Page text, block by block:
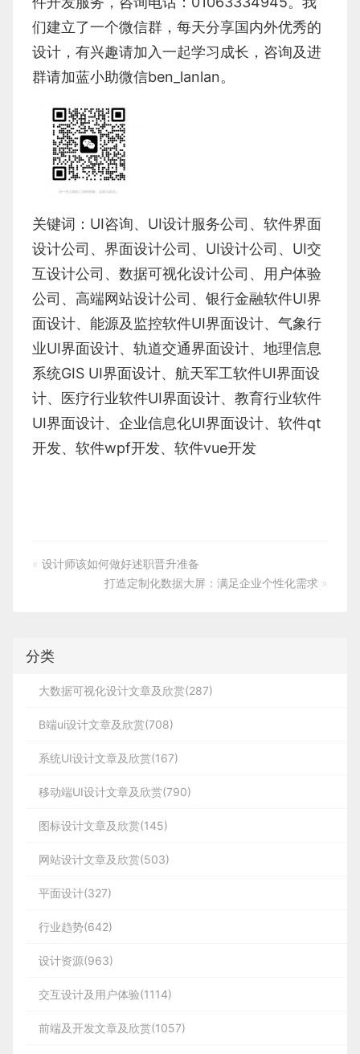
们建立了一个微信群，每天分享国内外优秀的
设计，有兴趣请加入一起学习成长，咨询及进
群请加蓝小助微信ben_lanlan。
关键词： UI咨询、 UI设计服务公司 、 软件界面
设计公司、界面设计公司、 UI设计公司 、 UI交
互设计公司 、 数据可视化设计公司 、 用户体验
公司 、 高端网站设计公司 、 银行金融软件UI界
面设计、 能源及监控软件UI界面设计、 气象行
业UI界面设计、 轨道交通界面设计、 地理信息
系统GIS UI界面设计、 航天军工软件UI界面设
计、 医疗行业软件UI界面设计、 教育行业软件
UI界面设计、 企业信息化UI界面设计、 软件qt
开发、 软件wpf开发、 软件vue开发
« 设计师该如何做好述职晋升准备
打造定制化数据大屏：满足企业个性化需求 »
分类
大数据可视化设计文章及欣赏(287)
B端ui设计文章及欣赏(708)
系统UI设计文章及欣赏(167)
移动端UI设计文章及欣赏(790)
图标设计文章及欣赏(145)
网站设计文章及欣赏(503)
平面设计(327)
行业趋势(642)
设计资源(963)
交互设计及用户体验(1114)
前端及开发文章及欣赏(1057)